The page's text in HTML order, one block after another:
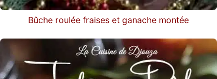
Bûche roulée fraises et ganache montée